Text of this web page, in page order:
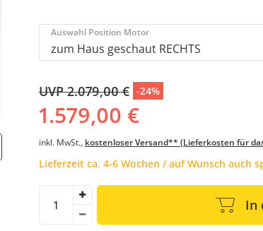
Auswahl Position Motor
UVP 2.079,00 € -24%
1.579,00 €
inkl. MwSt., kostenloser Versand** (Lieferkosten für
Lieferzeit ca. 4-6 Wochen / auf Wunsch auch
In